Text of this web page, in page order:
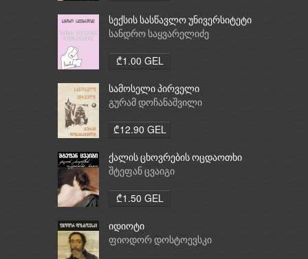
სექსის სასწავლო უნივერსიტეტი
სანდრო საყვარელიძე
₾1.00 GEL
სამოსელი პირველი
გურამ დოჩანაშვილი
₾12.90 GEL
ქალის ცხოვრების ოცდაოთხი
საათი
შტეფან ცვაიგი
₾1.50 GEL
იდიოტი
ფიოდორ დოსტოევსკი